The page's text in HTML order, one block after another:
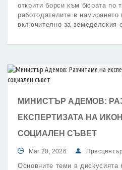
открити борси към бюрата по
работодателите в
включително за земеделския
МИНИСТЪР АДЕМОВ:
ЕКСПЕРТИЗАТА НА
СОЦИАЛЕН СЪВЕТ
Mar 20, 2026
Основните теми в дискусията